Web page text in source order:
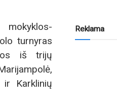
turnyras
iš trijų
ir Karklinių
Reklama